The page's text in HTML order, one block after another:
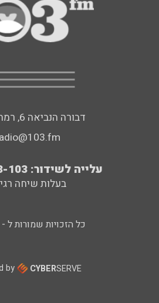
דבורה הנביאה 6, רמת השרון
עלייה לשידור: 0552-103-103
בעלות שיחה
כל הזכויות שמורות ל - 103FM
by CYBERSERVE